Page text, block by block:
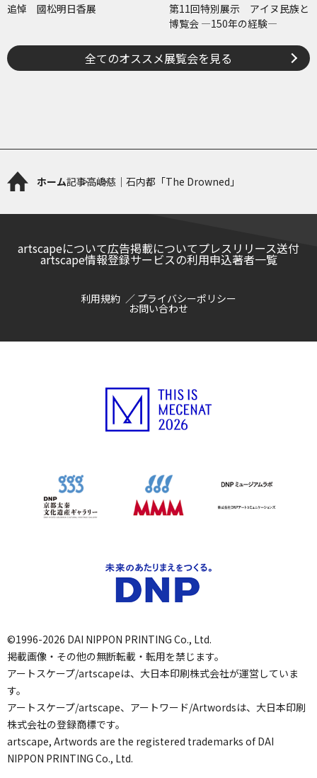
追悼 國松明日香展
第11回特別展示 アイヌ民族と
博覧会 ―150年の経験―
全てのオススメ展覧会を見る
ホーム記事高嶋慈｜石内都「The Drowned」
artscapeについて広告掲載についてプレスリリース送付
artscape情報登録サービスの利用申込著者一覧
利用規約 プライバシーポリシー
お問い合わせ
©1996-2026 DAI NIPPON PRINTING Co., Ltd.
掲載画像・その他の無断転載・転用を禁じます。
アートスケープ/artscapeは、大日本印刷株式会社が運営していま
す。
アートスケープ/artscape、アートワード/Artwordsは、大日本印刷
株式会社の登録商標です。
artscape, Artwords are the registered trademarks of DAI
NIPPON PRINTING Co., Ltd.